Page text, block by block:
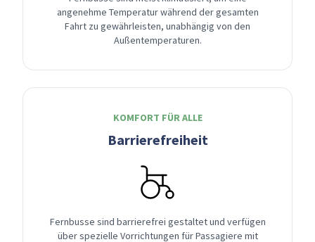
angenehme Temperatur während der gesamten
Fahrt zu gewährleisten, unabhängig von den
Außentemperaturen.
KOMFORT FÜR ALLE
Barrierefreiheit
Fernbusse sind barrierefrei gestaltet und verfügen
über spezielle Vorrichtungen für Passagiere mit